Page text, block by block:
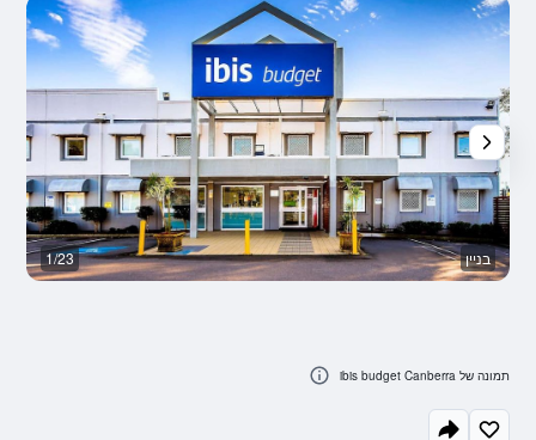
בניין 1/23
תמונה של ibis budget Canberra